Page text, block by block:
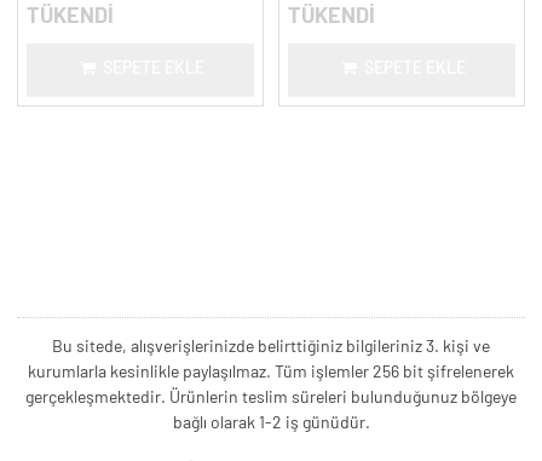
TÜKENDİ TÜKENDİ
Bu sitede, alışverişlerinizde belirttiğiniz bilgileriniz 3. kişi ve
kurumlarla kesinlikle paylaşılmaz. Tüm işlemler 256 bit şifrelenerek
gerçekleşmektedir. Ürünlerin teslim süreleri bulunduğunuz bölgeye
bağlı olarak 1-2 iş günüdür.